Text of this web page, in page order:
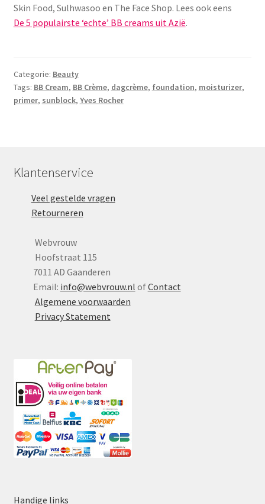
Skin Food, Sulhwasoo en The Face Shop. Lees ook eens
De 5 populairste ‘echte’ BB creams uit Azië.
Categorie: Beauty
Tags: BB Cream, BB Crème, dagcrème, foundation, moisturizer,
primer, sunblock, Yves Rocher
Klantenservice
Veel gestelde vragen
Retourneren
Webvrouw
Hoofstraat 115
7011 AD Gaanderen
Email: info@webvrouw.nl ofContact
Algemene voorwaarden
Privacy Statement
Handige links